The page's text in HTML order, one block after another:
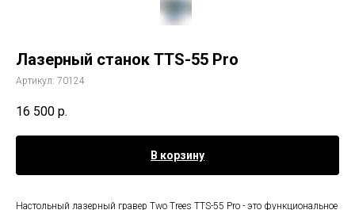
Лазерный станок TTS-55 Pro
Артикул: 70124
16 500 р.
В корзину
Настольный лазерный гравер Two Trees TTS-55 Pro - это функциональное